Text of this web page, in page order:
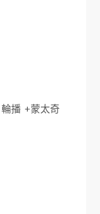
輪播 +蒙太奇